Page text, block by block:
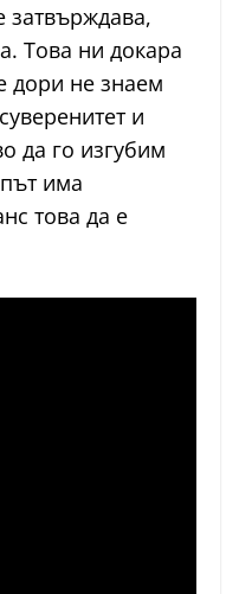
затвърждава,
Това ни докара
дори не знаем
и
да го изгубим
има
това да е